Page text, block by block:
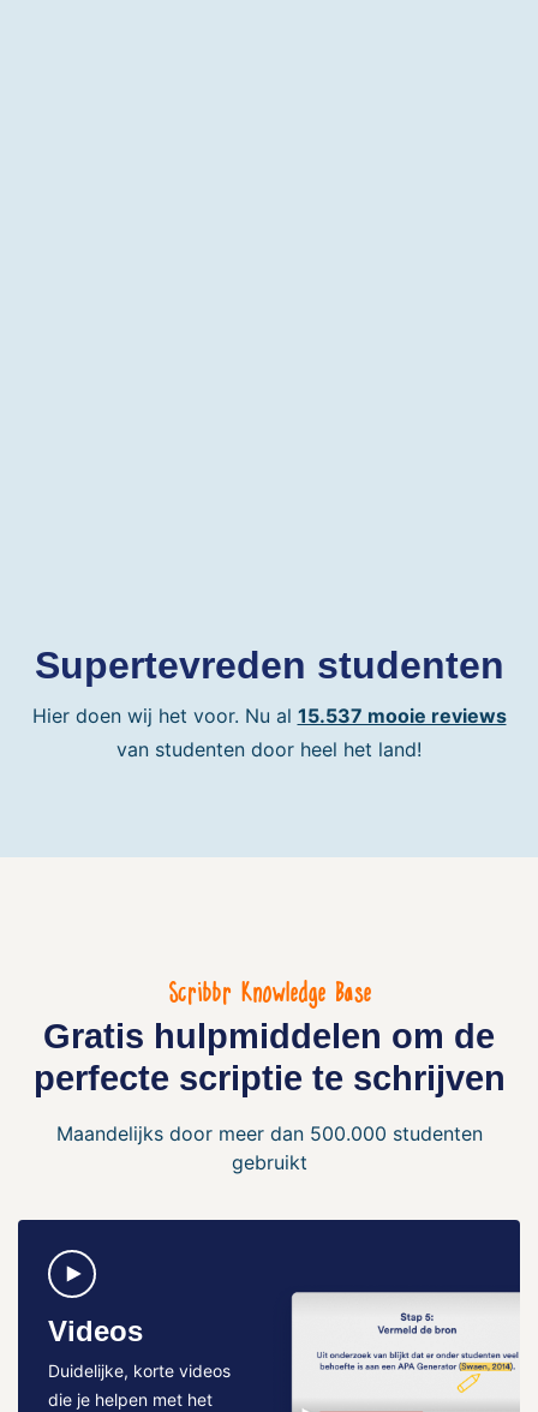
Supertevreden studenten
Hier doen wij het voor. Nu al 15.537 mooie reviews
van studenten door heel het land!
Scribbr Knowledge Base
Gratis hulpmiddelen om de
perfecte scriptie te schrijven
Maandelijks door meer dan 500.000 studenten
gebruikt
Videos
Duidelijke, korte videos
die je helpen met het